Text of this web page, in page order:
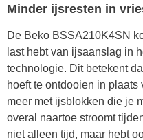
Minder ijsresten in
De Beko BSSA210K4SN
last hebt van ijsaanslag in
technologie. Dit betekent
hoeft te ontdooien in
meer met ijsblokken die je
overal naartoe stroomt
niet alleen tijd, maar hebt